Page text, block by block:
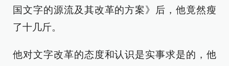
国文字的源流及其改革的方案》后，他竟然瘦
了十几斤。
他对文字改革的态度和认识是实事求是的，他